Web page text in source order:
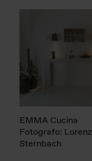
EMMA Cucina
Fotografo: Lorenz
Sternbach